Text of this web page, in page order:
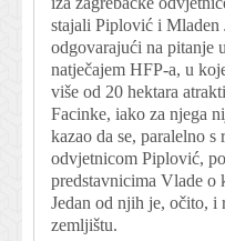
stajali Piplović i Mladen
odgovarajući na pitanje
natječajem HFP-a, u
više od 20 hektara
Facinke, iako za njega
kazao da se, paralelno s
odvjetnicom Piplović,
predstavnicima Vlade o
Jedan od njih je, očito, i
zemljištu.